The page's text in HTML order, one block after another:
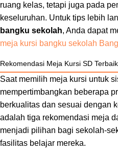
ruang kelas, tetapi juga pada
keseluruhan. Untuk tips lebih
bangku sekolah, Anda dapat
meja kursi bangku sekolah
Rekomendasi Meja Kursi SD Terbaik
Saat memilih meja kursi untuk
mempertimbangkan beberapa
berkualitas dan sesuai dengan
adalah tiga rekomendasi meja
menjadi pilihan bagi sekolah-
fasilitas belajar mereka.